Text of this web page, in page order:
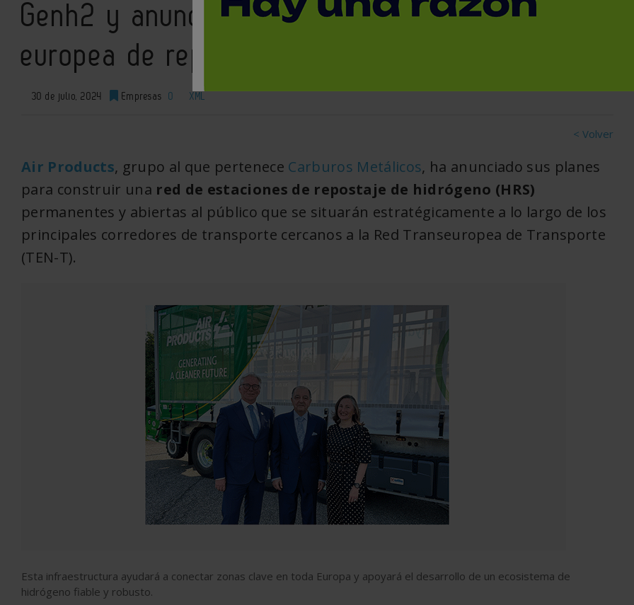
Genh2 y anuncia sus planes para crear una red
europea de repostaje de hidrógeno
30 de julio, 2024 Empresas 0 XML
< Volver
Air Products, grupo al que pertenece Carburos Metálicos, ha anunciado sus planes
para construir una red de estaciones de repostaje de hidrógeno (HRS)
permanentes y abiertas al público que se situarán estratégicamente a lo largo de los
principales corredores de transporte cercanos a la Red Transeuropea de Transporte
(TEN-T).
Esta infraestructura ayudará a conectar zonas clave en toda Europa y apoyará el desarrollo de un ecosistema de
hidrógeno fiable y robusto.